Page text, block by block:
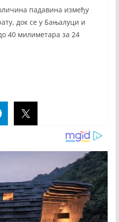
падавина између
док се у Бањалуци и
40 милиметара за 24